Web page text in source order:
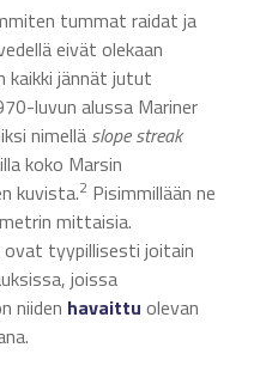
tummat raidat ja
eivät olekaan
kaikki jännät jutut
luvun alussa Mariner
nimellä slope streak
koko Marsin
kuvista.2 Pisimmillään ne
mittaisia.
ovat tyypillisesti joitain
joissa
niiden havaittu olevan